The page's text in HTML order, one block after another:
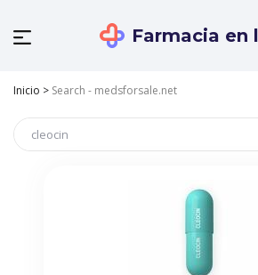
Farmacia en
Inicio > Search - medsforsale.net